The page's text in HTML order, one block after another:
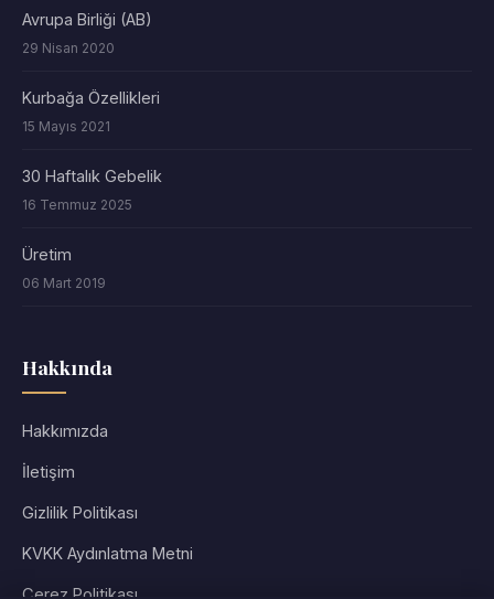
Avrupa Birliği (AB)
29 Nisan 2020
Kurbağa Özellikleri
15 Mayıs 2021
30 Haftalık Gebelik
16 Temmuz 2025
Üretim
06 Mart 2019
Hakkında
Hakkımızda
İletişim
Gizlilik Politikası
KVKK Aydınlatma Metni
Çerez Politikası